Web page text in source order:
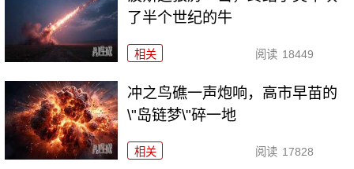
了半个世纪的牛
相关 阅读 18449
冲之鸟礁一声炮响，高市早苗的
\"岛链梦\"碎一地
相关 阅读 17828